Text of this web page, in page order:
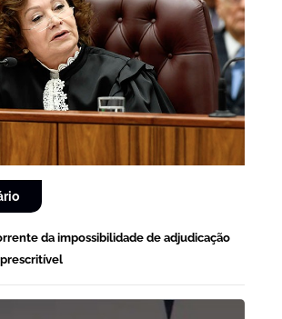
da impossibilidade de adjudicação